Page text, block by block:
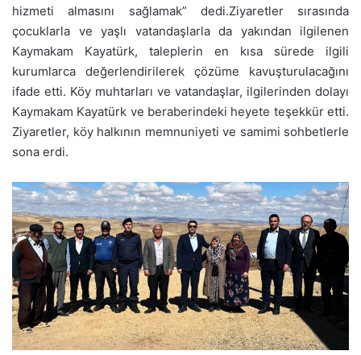
hizmeti almasını sağlamak” dedi.Ziyaretler sırasında
çocuklarla ve yaşlı vatandaşlarla da yakından ilgilenen
Kaymakam Kayatürk, taleplerin en kısa sürede ilgili
kurumlarca değerlendirilerek çözüme kavuşturulacağını
ifade etti. Köy muhtarları ve vatandaşlar, ilgilerinden dolayı
Kaymakam Kayatürk ve beraberindeki heyete teşekkür etti.
Ziyaretler, köy halkının memnuniyeti ve samimi sohbetlerle
sona erdi.